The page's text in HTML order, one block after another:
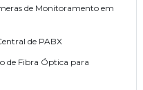
de Monitoramento em
de PABX
de Fibra Óptica para